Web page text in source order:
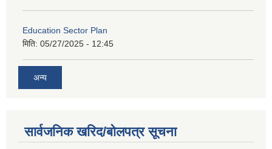
Education Sector Plan
मिति: 05/27/2025 - 12:45
अन्य
सार्वजनिक खरिद/बोलपत्र सूचना